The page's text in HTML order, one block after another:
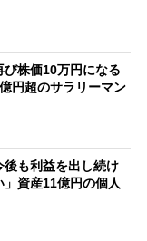
び株価10万円になる
円超のサラリーマン
後も利益を出し続け
資産11億円の個人